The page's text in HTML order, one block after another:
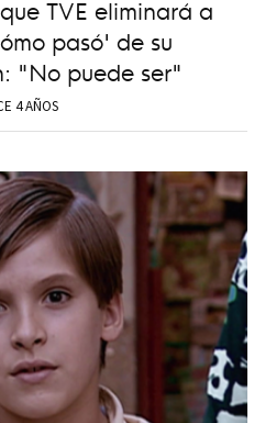
TVE eliminará a
pasó' de su
"No puede ser"
4 AÑOS